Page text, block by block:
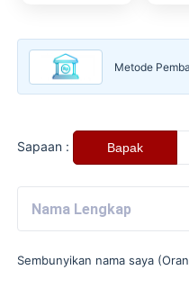
Metode
Sapaan : Bapak
Sembunyikan nama saya